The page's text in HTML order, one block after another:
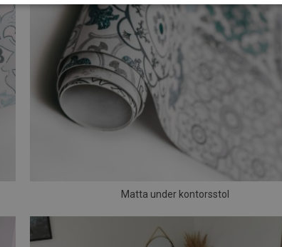
Matta under kontorsstol